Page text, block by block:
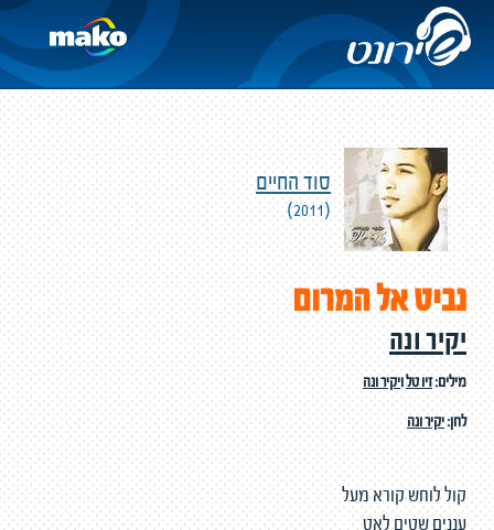
סוד החיים
(2011)
נביט אל המרום
יקיר ונה
מילים:זיו טלויקיר ונה
לחן:יקיר ונה
קול לוחש קורא מעל